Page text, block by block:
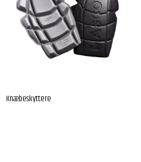
Knæbeskyttere